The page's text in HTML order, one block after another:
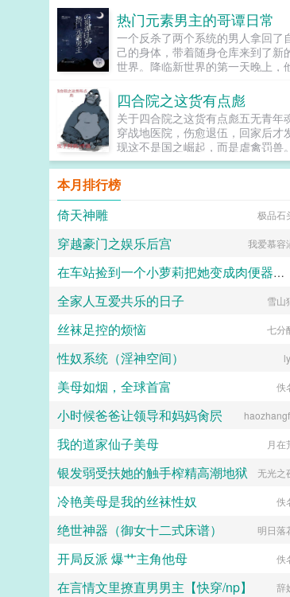
机四伏，四月后金军回到沈阳，对辽
西虎视眈眈，宁锦大战一触即发。各
地灾乱频仍，官绅勾结，无数不堪
迫的农民逃离家园，土地荒芜，走
259年的明王朝内忧外患，大乱将
室主任，和一个只会写程序的宅男技
术员，两人赤条条来到末路的大明
单主角，一正一副。...
热门元素男主的哥谭日常
一个反杀了两个系统的男人拿回了
己的身体，带着随身仓库来到了新
世界。降临新世界的第一天晚上，
的LIVE，一只惨白的手臂从一座旧
坟中伸出。男主角这个新世界也有亡
灵...
四合院之这货有点彪
关于四合院之这货有点彪五无青年
穿战地医院，伤愈退伍，回家后才
现这不是国之崛起，而是虐禽罚兽。
既然不好相处那就不处了，直接干
吧。...
本月排行榜
倚天神雕
极品石
穿越豪门之娱乐后宫 我爱慕容
在车站捡到一个小萝莉把她变成肉便器精液尿壶
熊熊我啊最喜欢桉树叶了
全家人互爱共乐的日子 雪山
丝袜足控的烦恼 七分
性奴系统（淫神空间）
美母如烟，全球首富 佚
小时候爸爸让领导和妈妈肏屄
我的道家仙子美母 月在
银发弱受扶她的触手榨精高潮地狱 无光之
冷艳美母是我的丝袜性奴 佚
绝世神器（御女十二式床谱） 明日落
开局反派 爆艹主角他母 佚
在言情文里撩直男男主【快穿/np】 辞